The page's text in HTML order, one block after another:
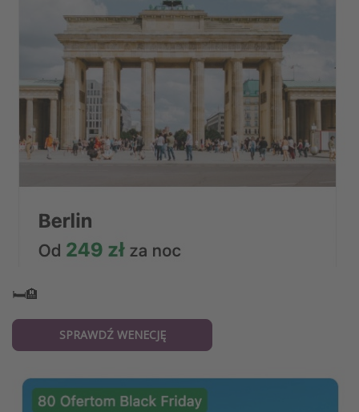
🛏️🏨
SPRAWDŹ WENECJĘ